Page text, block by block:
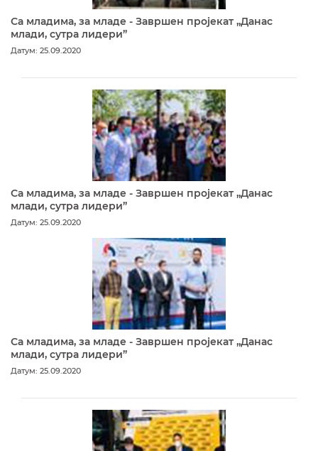
Са младима, за младе - Завршен пројекат „Данас
млади, сутра лидери”
Датум: 25.09.2020
Са младима, за младе - Завршен пројекат „Данас
млади, сутра лидери”
Датум: 25.09.2020
Са младима, за младе - Завршен пројекат „Данас
млади, сутра лидери”
Датум: 25.09.2020